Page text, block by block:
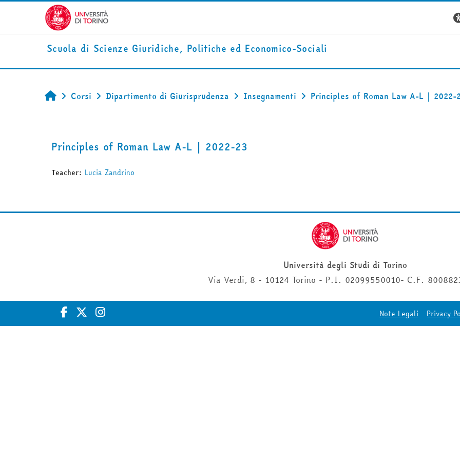
Vai al contenuto principale
Scuola di Scienze Giuridiche, Politiche ed Economico-Sociali
Home
Corsi Dipartimento di Giurisprudenza Insegnamenti Principles of Roman Law A-L | 2022-
Principles of Roman Law A-L | 2022-23
Teacher: Lucia Zandrino
Università degli Studi di Torino
Via Verdi, 8 - 10124 Torino - P.I. 02099550010- C.F.
Note Legali Privacy